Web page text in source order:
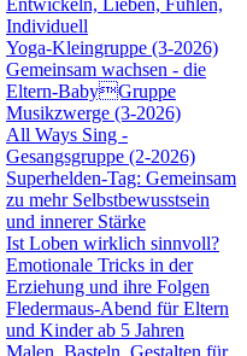
Individuell
Yoga-Kleingruppe (3-2026)
Gemeinsam wachsen - die
Eltern-BabyGruppe
Musikzwerge (3-2026)
All Ways Sing -
Gesangsgruppe (2-2026)
Superhelden-Tag: Gemeinsam
zu mehr Selbstbewusstsein
und innerer Stärke
Ist Loben wirklich sinnvoll?
Emotionale Tricks in der
Erziehung und ihre Folgen
Fledermaus-Abend für Eltern
und Kinder ab 5 Jahren
Malen, Basteln, Gestalten für